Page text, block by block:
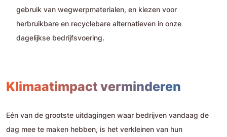
gebruik van wegwerpmaterialen, en kiezen voor
herbruikbare en recyclebare alternatieven in onze
dagelijkse bedrijfsvoering.
Klimaatimpact verminderen
Eén van de grootste uitdagingen waar bedrijven vandaag de
dag mee te maken hebben, is het verkleinen van hun